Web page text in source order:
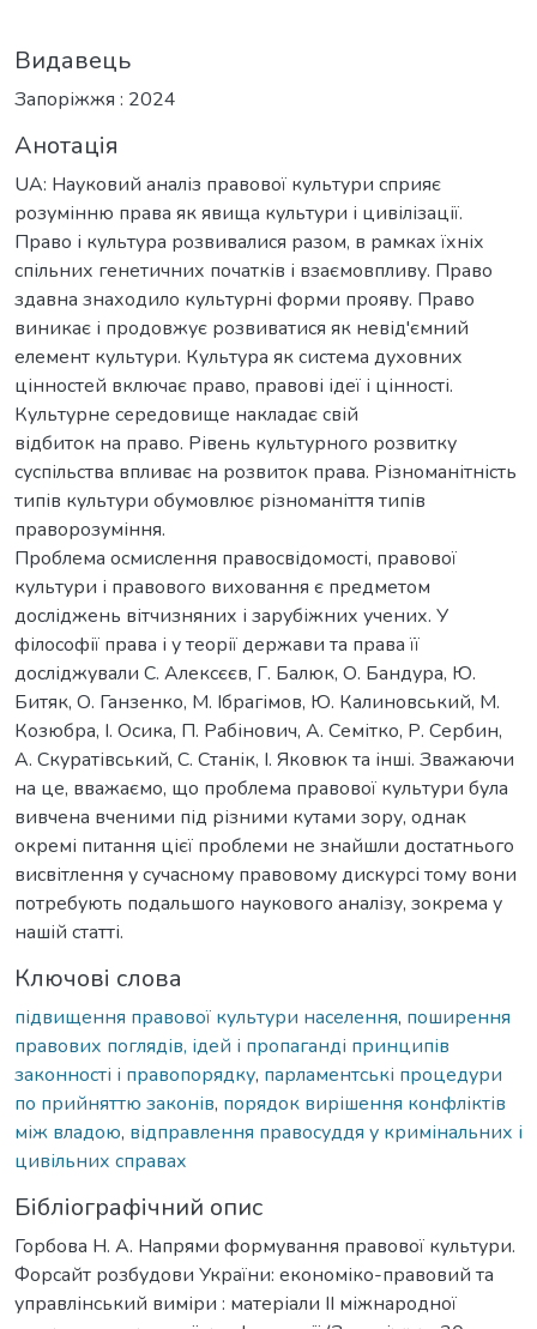
Видавець
Запоріжжя : 2024
Анотація
UA: Науковий аналіз правової культури сприяє
розумінню права як явища культури і цивілізації.
Право і культура розвивалися разом, в рамках їхніх
спільних генетичних початків і взаємовпливу. Право
здавна знаходило культурні форми прояву. Право
виникає і продовжує розвиватися як невід'ємний
елемент культури. Культура як система духовних
цінностей включає право, правові ідеї і цінності.
Культурне середовище накладає свій
відбиток на право. Рівень культурного розвитку
суспільства впливає на розвиток права. Різноманітність
типів культури обумовлює різноманіття типів
праворозуміння.
Проблема осмислення правосвідомості, правової
культури і правового виховання є предметом
досліджень вітчизняних і зарубіжних учених. У
філософії права і у теорії держави та права її
досліджували С. Алексєєв, Г. Балюк, О. Бандура, Ю.
Битяк, О. Ганзенко, М. Ібрагімов, Ю. Калиновський, М.
Козюбра, І. Осика, П. Рабінович, А. Семітко, Р. Сербин,
А. Скуратівський, С. Станік, І. Яковюк та інші. Зважаючи
на це, вважаємо, що проблема правової культури була
вивчена вченими під різними кутами зору, однак
окремі питання цієї проблеми не знайшли достатнього
висвітлення у сучасному правовому дискурсі тому вони
потребують подальшого наукового аналізу, зокрема у
нашій статті.
Ключові слова
підвищення правової культури населення, поширення
правових поглядів, ідей і пропаганді принципів
законності і правопорядку, парламентські процедури
по прийняттю законів, порядок вирішення конфліктів
між владою, відправлення правосуддя у кримінальних і
цивільних справах
Бібліографічний опис
Горбова Н. А. Напрями формування правової культури.
Форсайт розбудови України: економіко-правовий та
управлінський виміри : матеріали ІІ міжнародної